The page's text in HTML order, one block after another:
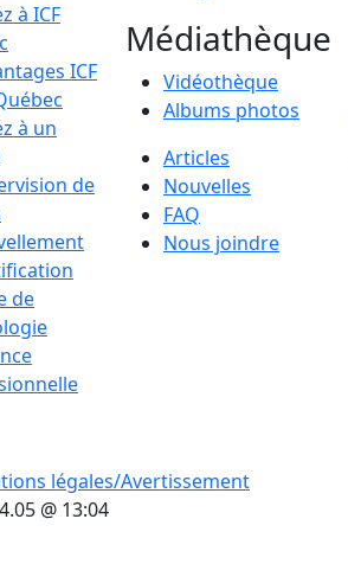
à ICF
ICF
à un
de
de
Médiathèque
Vidéothèque
Albums photos
Articles
Nouvelles
FAQ
Nous joindre
légales/Avertissement
@ 13:04